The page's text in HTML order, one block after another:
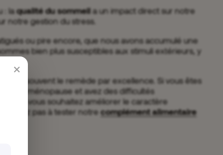
: laqualité du sommeil a un impact direct sur notre
notre gestion du stress.
ou pire encore, que nous avons accumulé une
bien plus susceptibles aux stimuli extérieurs, y
est souvent le remède par excellence. Si vous êtes
ou préménopause et avez des difficultés
si vous souhaitez améliorer le caractère
pas à tester notrecomplément alimentaire
×